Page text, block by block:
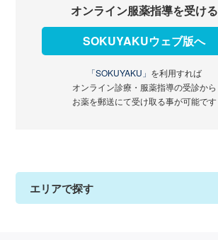
オンライン服薬指導を受ける
SOKUYAKUウェブ版へ
「SOKUYAKU」 を利用すれば
オンライン診療・服薬指導の受診から
お薬を郵送にて受け取る事が可能です
エリアで探す